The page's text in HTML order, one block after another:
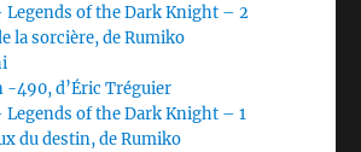
Legends of the Dark Knight – 2
la sorcière, de Rumiko
-490, d’Éric Tréguier
Legends of the Dark Knight – 1
du destin, de Rumiko